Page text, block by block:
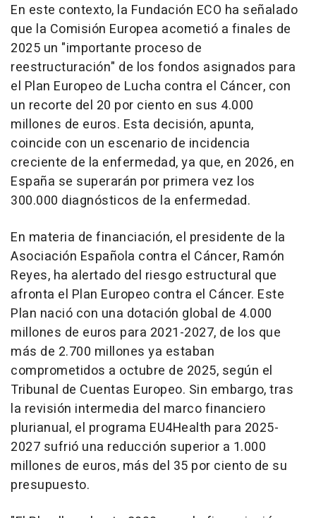
En este contexto, la Fundación ECO ha señalado
que la Comisión Europea acometió a finales de
2025 un "importante proceso de
reestructuración" de los fondos asignados para
el Plan Europeo de Lucha contra el Cáncer, con
un recorte del 20 por ciento en sus 4.000
millones de euros. Esta decisión, apunta,
coincide con un escenario de incidencia
creciente de la enfermedad, ya que, en 2026, en
España se superarán por primera vez los
300.000 diagnósticos de la enfermedad.
En materia de financiación, el presidente de la
Asociación Española contra el Cáncer, Ramón
Reyes, ha alertado del riesgo estructural que
afronta el Plan Europeo contra el Cáncer. Este
Plan nació con una dotación global de 4.000
millones de euros para 2021-2027, de los que
más de 2.700 millones ya estaban
comprometidos a octubre de 2025, según el
Tribunal de Cuentas Europeo. Sin embargo, tras
la revisión intermedia del marco financiero
plurianual, el programa EU4Health para 2025-
2027 sufrió una reducción superior a 1.000
millones de euros, más del 35 por ciento de su
presupuesto.